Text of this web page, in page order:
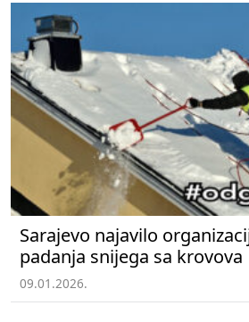
Sarajevo najavilo
padanja snijega sa krovova
09.01.2026.